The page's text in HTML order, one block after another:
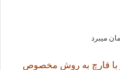
با قارچ به روش مخصوص